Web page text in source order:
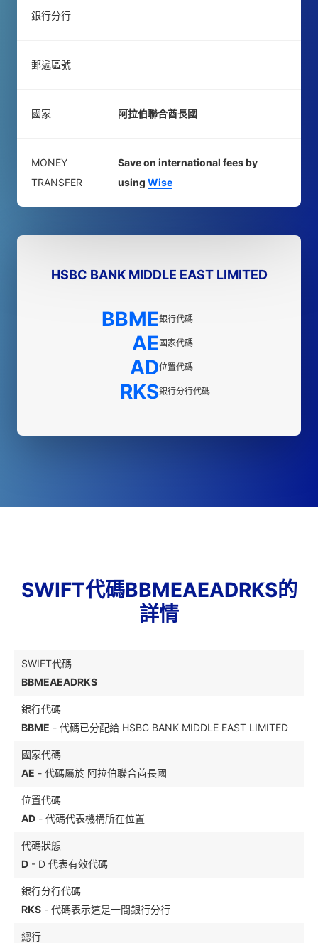
銀行分行
郵遞區號
國家 阿拉伯聯合酋長國
MONEY
TRANSFER
Save on international fees by
using Wise
HSBC BANK MIDDLE EAST LIMITED
BBME銀行代碼
AE國家代碼
AD位置代碼
RKS銀行分行代碼
SWIFT代碼BBMEAEADRKS的
詳情
SWIFT代碼
BBMEAEADRKS
銀行代碼
BBME - 代碼已分配給 HSBC BANK MIDDLE EAST LIMITED
國家代碼
AE - 代碼屬於 阿拉伯聯合酋長國
位置代碼
AD - 代碼代表機構所在位置
代碼狀態
D - D 代表有效代碼
銀行分行代碼
RKS - 代碼表示這是一間銀行分行
總行